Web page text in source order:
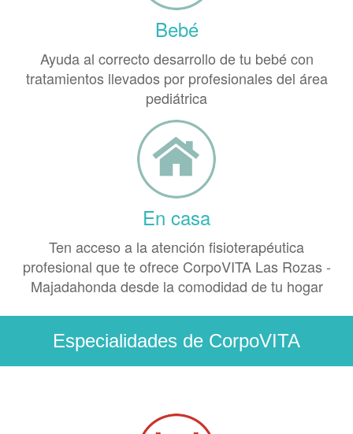
Bebé
Ayuda al correcto desarrollo de tu bebé con
tratamientos llevados por profesionales del área
pediátrica
En casa
Ten acceso a la atención fisioterapéutica
profesional que te ofrece CorpoVITA Las Rozas -
Majadahonda desde la comodidad de tu hogar
Especialidades de CorpoVITA